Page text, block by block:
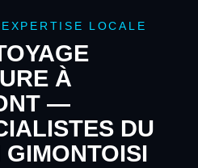
LOCALE
À
—
DU
GIMONTOISI